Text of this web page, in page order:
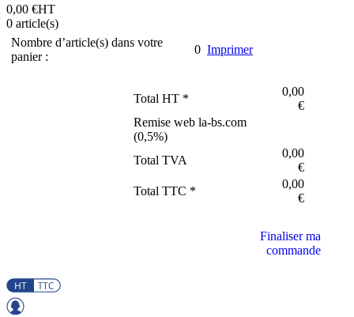
0,00 €HT
0 article(s)
Nombre d’article(s) dans votre
panier :
0 Imprimer
Total HT *
0,00
€
Remise web la-bs.com
(0,5%)
Total TVA
0,00
€
Total TTC *
0,00
€
Finaliser ma
commande